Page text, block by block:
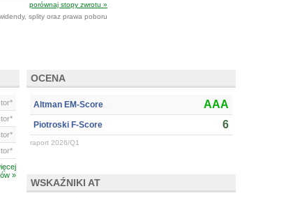
porównaj stopy zwrotu »
splity oraz prawa poboru
»
OCENA
Altman EM-Score AAA
Piotroski F-Score 6
raport 2026/Q1
WSKAŹNIKI AT